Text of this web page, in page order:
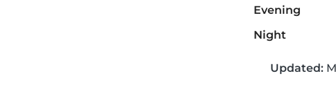
Evening
Night
Updated: